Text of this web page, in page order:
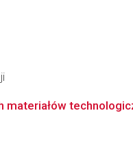
materiałów